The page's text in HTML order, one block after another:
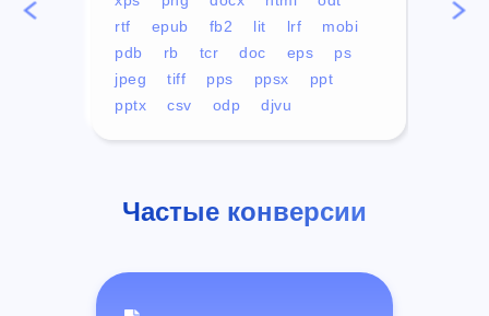
rtf
epub fb2 lit lrf
mobi
pdb
rb tcr doc eps
ps
jpeg
tiff pps ppsx
ppt
pptx
csv odp djvu
Частые конверсии